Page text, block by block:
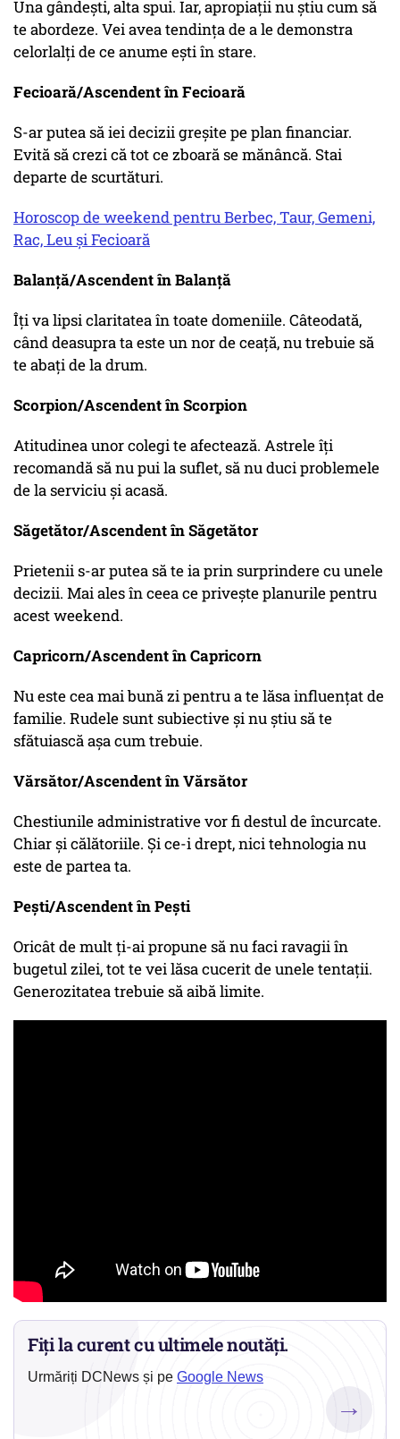
Una gândești, alta spui. Iar, apropiații nu știu cum să
te abordeze. Vei avea tendința de a le demonstra
celorlalți de ce anume ești în stare.
Fecioară/Ascendent în Fecioară
S-ar putea să iei decizii greșite pe plan financiar.
Evită să crezi că tot ce zboară se mănâncă. Stai
departe de scurtături.
Horoscop de weekend pentru Berbec, Taur, Gemeni,
Rac, Leu și Fecioară
Balanță/Ascendent în Balanță
Îți va lipsi claritatea în toate domeniile. Câteodată,
când deasupra ta este un nor de ceață, nu trebuie să
te abați de la drum.
Scorpion/Ascendent în Scorpion
Atitudinea unor colegi te afectează. Astrele îți
recomandă să nu pui la suflet, să nu duci problemele
de la serviciu și acasă.
Săgetător/Ascendent în Săgetător
Prietenii s-ar putea să te ia prin surprindere cu unele
decizii. Mai ales în ceea ce privește planurile pentru
acest weekend.
Capricorn/Ascendent în Capricorn
Nu este cea mai bună zi pentru a te lăsa influențat de
familie. Rudele sunt subiective și nu știu să te
sfătuiască așa cum trebuie.
Vărsător/Ascendent în Vărsător
Chestiunile administrative vor fi destul de încurcate.
Chiar și călătoriile. Și ce-i drept, nici tehnologia nu
este de partea ta.
Pești/Ascendent în Pești
Oricât de mult ți-ai propune să nu faci ravagii în
bugetul zilei, tot te vei lăsa cucerit de unele tentații.
Generozitatea trebuie să aibă limite.
Fiți la curent cu ultimele noutăți.
Urmăriți DCNews și pe Google News
→